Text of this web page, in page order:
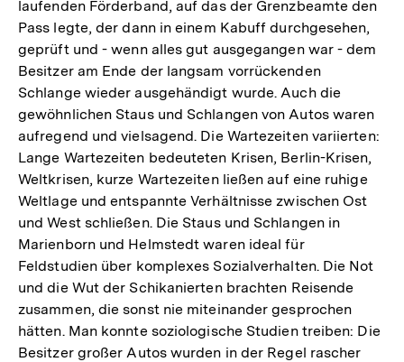
laufenden Förderband, auf das der Grenzbeamte den
Pass legte, der dann in einem Kabuff durchgesehen,
geprüft und - wenn alles gut ausgegangen war - dem
Besitzer am Ende der langsam vorrückenden
Schlange wieder ausgehändigt wurde. Auch die
gewöhnlichen Staus und Schlangen von Autos waren
aufregend und vielsagend. Die Wartezeiten variierten:
Lange Wartezeiten bedeuteten Krisen, Berlin-Krisen,
Weltkrisen, kurze Wartezeiten ließen auf eine ruhige
Weltlage und entspannte Verhältnisse zwischen Ost
und West schließen. Die Staus und Schlangen in
Marienborn und Helmstedt waren ideal für
Feldstudien über komplexes Sozialverhalten. Die Not
und die Wut der Schikanierten brachten Reisende
zusammen, die sonst nie miteinander gesprochen
hätten. Man konnte soziologische Studien treiben: Die
Besitzer großer Autos wurden in der Regel rascher